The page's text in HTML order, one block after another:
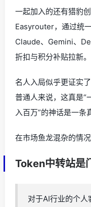
一起加入的还有猎豹
Easyrouter，通过统
Claude、Gemini、
折扣与积分补贴拉新。
名人入局似乎更证实
普通人来说，这真是“
入百万”的神话是一条
在市场鱼龙混杂的情
Token中转站是
对于AI行业的个